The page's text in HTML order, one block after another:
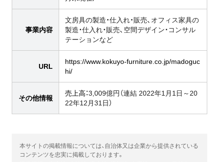
事業内容
文房具の製造・仕入れ・販売、オフィス家具の
製造・仕入れ・販売、空間デザイン・コンサル
テーションなど
URL
https://www.kokuyo-furniture.co.jp/madoguc
hi/
その他情報
売上高：3,009億円（連結 2022年1月1日～20
22年12月31日）
本サイトの掲載情報については、自治体又は企業から提供されている
コンテンツを忠実に掲載しております。